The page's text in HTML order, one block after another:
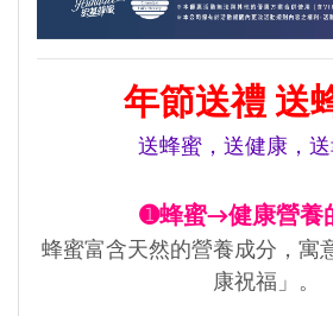
年節送禮 送
送蜂蜜，送健康，送
➊蜂蜜→健康營養
蜂蜜富含天然的營養成分，寓
康祝福」。